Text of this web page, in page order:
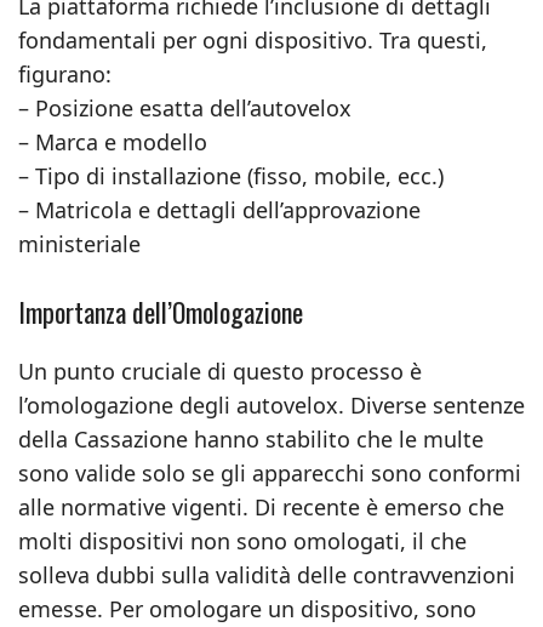
La piattaforma richiede l’inclusione di dettagli
fondamentali per ogni dispositivo. Tra questi,
figurano:
– Posizione esatta dell’autovelox
– Marca e modello
– Tipo di installazione (fisso, mobile, ecc.)
– Matricola e dettagli dell’approvazione
ministeriale
Importanza dell’Omologazione
Un punto cruciale di questo processo è
l’omologazione degli autovelox. Diverse sentenze
della Cassazione hanno stabilito che le multe
sono valide solo se gli apparecchi sono conformi
alle normative vigenti. Di recente è emerso che
molti dispositivi non sono omologati, il che
solleva dubbi sulla validità delle contravvenzioni
emesse. Per omologare un dispositivo, sono